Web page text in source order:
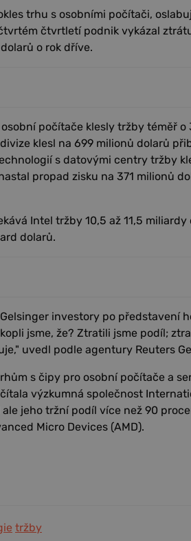
trhu s osobními počítači,
čtvrtletí podnik vykázal
o rok dříve.
počítače klesly tržby téměř
klesl na 699 milionů dolarů
s datovými centry tržby
propad zisku na 371 milionů
Intel tržby 10,5 až 11,5
dolarů.
investory po představení
jsme, že? Ztratili jsme podíl;
uvedl podle agentury Reuters
s čipy pro osobní počítače a
výzkumná společnost
jeho tržní podíl více než 90
Micro Devices (AMD).
tržby